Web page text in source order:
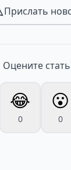
Прислать
Оцените
😂
0
😮
0